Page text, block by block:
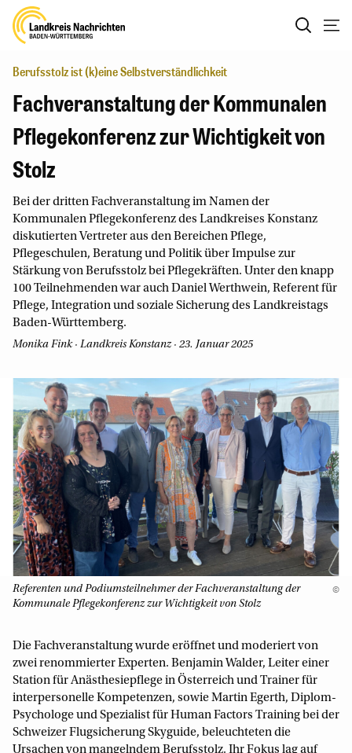
Berufsstolz ist (k)eine Selbstverständlichkeit
Fachveranstaltung der Kommunalen
Pflegekonferenz zur Wichtigkeit von
Stolz
Bei der dritten Fachveranstaltung im Namen der
Kommunalen Pflegekonferenz des Landkreises Konstanz
diskutierten Vertreter aus den Bereichen Pflege,
Pflegeschulen, Beratung und Politik über Impulse zur
Stärkung von Berufsstolz bei Pflegekräften. Unter den knapp
100 Teilnehmenden war auch Daniel Werthwein, Referent für
Pflege, Integration und soziale Sicherung des Landkreistags
Baden-Württemberg.
Monika Fink· Landkreis Konstanz · 23. Januar 2025
Referenten und Podiumsteilnehmer der Fachveranstaltung der
Kommunale Pflegekonferenz zur Wichtigkeit von Stolz
©
Die Fachveranstaltung wurde eröffnet und moderiert von
zwei renommierter Experten. Benjamin Walder, Leiter einer
Station für Anästhesiepflege in Österreich und Trainer für
interpersonelle Kompetenzen, sowie Martin Egerth, Diplom-
Psychologe und Spezialist für Human Factors Training bei der
Schweizer Flugsicherung Skyguide, beleuchteten die
Ursachen von mangelndem Berufsstolz. Ihr Fokus lag auf